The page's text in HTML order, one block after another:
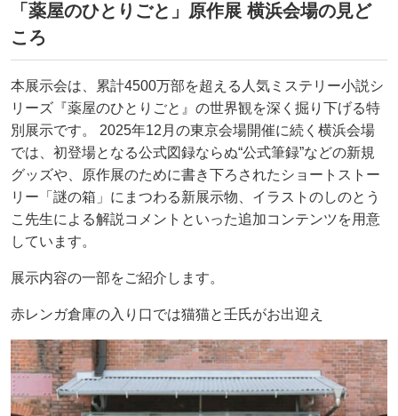
「薬屋のひとりごと」原作展 横浜会場の見ど
ころ
本展示会は、累計4500万部を超える人気ミステリー小説シ
リーズ『薬屋のひとりごと』の世界観を深く掘り下げる特
別展示です。 2025年12月の東京会場開催に続く横浜会場
では、初登場となる公式図録ならぬ“公式筆録”などの新規
グッズや、原作展のために書き下ろされたショートストー
リー「謎の箱」にまつわる新展示物、イラストのしのとう
こ先生による解説コメントといった追加コンテンツを用意
しています。
展示内容の一部をご紹介します。
赤レンガ倉庫の入り口では猫猫と壬氏がお出迎え